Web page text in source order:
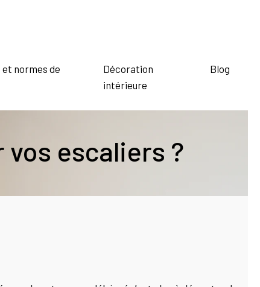
normes de
Décoration
intérieure
Blog
escaliers ?